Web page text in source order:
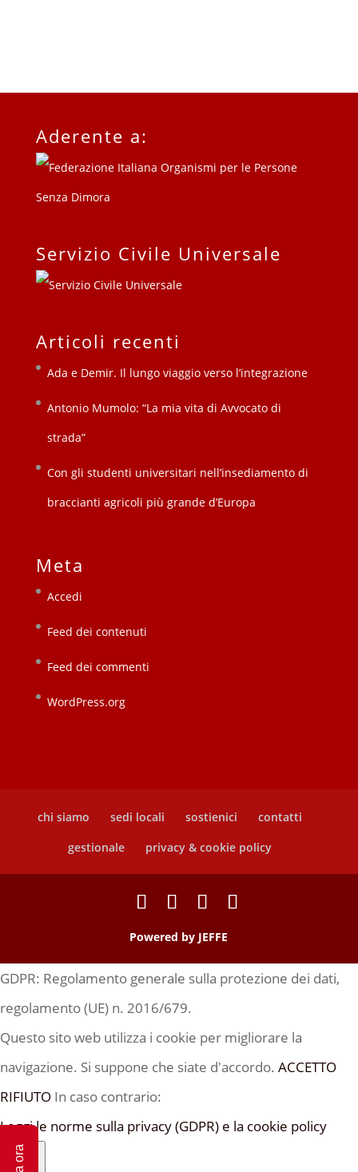
Aderente a:
Servizio Civile Universale
Articoli recenti
Ada e Demir. Il lungo viaggio verso l’integrazione
Antonio Mumolo: “La mia vita di Avvocato di
strada”
Con gli studenti universitari nell’insediamento di
braccianti agricoli più grande d’Europa
Meta
Accedi
Feed dei contenuti
Feed dei commenti
WordPress.org
chi siamo sedi locali sostienici
contatti
gestionale
privacy & cookie policy
Powered by JEFFE
GDPR: Regolamento generale sulla protezione dei dati,
regolamento (UE) n. 2016/679.
Questo sito web utilizza i cookie per migliorare la
navigazione. Si suppone che siate d'accordo. ACCETTO
RIFIUTO In caso contrario:
Leggi le norme sulla privacy (GDPR) e la cookie policy